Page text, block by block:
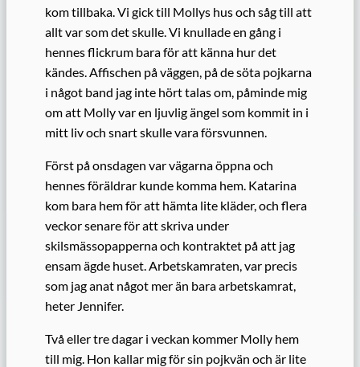
kom tillbaka. Vi gick till Mollys hus och såg till att
allt var som det skulle. Vi knullade en gång i
hennes flickrum bara för att känna hur det
kändes. Affischen på väggen, på de söta pojkarna
i något band jag inte hört talas om, påminde mig
om att Molly var en ljuvlig ängel som kommit in i
mitt liv och snart skulle vara försvunnen.
Först på onsdagen var vägarna öppna och
hennes föräldrar kunde komma hem. Katarina
kom bara hem för att hämta lite kläder, och flera
veckor senare för att skriva under
skilsmässopapperna och kontraktet på att jag
ensam ägde huset. Arbetskamraten, var precis
som jag anat något mer än bara arbetskamrat,
heter Jennifer.
Två eller tre dagar i veckan kommer Molly hem
till mig. Hon kallar mig för sin pojkvän och är lite